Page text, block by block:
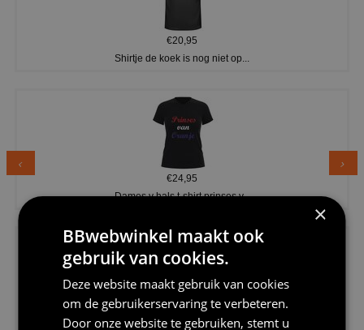
€20,95
Shirtje de koek is nog niet op...
€24,95
Dames v hals t-shirt prinses v...
×
BBwebwinkel maakt ook
gebruik van cookies.
Deze website maakt gebruik van cookies
om de gebruikerservaring te verbeteren.
Door onze website te gebruiken, stemt u